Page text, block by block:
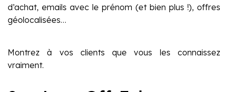
d’achat, emails avec le prénom (et bien plus !), offres
géolocalisées…
Montrez à vos clients que vous les connaissez
vraiment.